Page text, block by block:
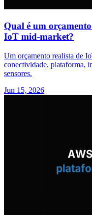
Qual é um
IoT mid-market?
Um orçamento realista de
conectividade, plataforma,
sensores.
Jun 15, 2026